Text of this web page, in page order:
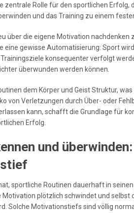
zentrale Rolle für den sportlichen Erfolg,
und das Training zu einem
über die eigene Motivation nachdenken
eine gewisse Automatisierung: Sport
konsequenter verfolgt
überwunden werden können.
dem Körper und Geist Struktur,
von Verletzungen durch Über- oder
kann, schafft die Grundlage für
Erfolg.
und
sportliche Routinen dauerhaft in
Motivation plötzlich schwindet und selbst
Solche Motivationstiefs sind völlig